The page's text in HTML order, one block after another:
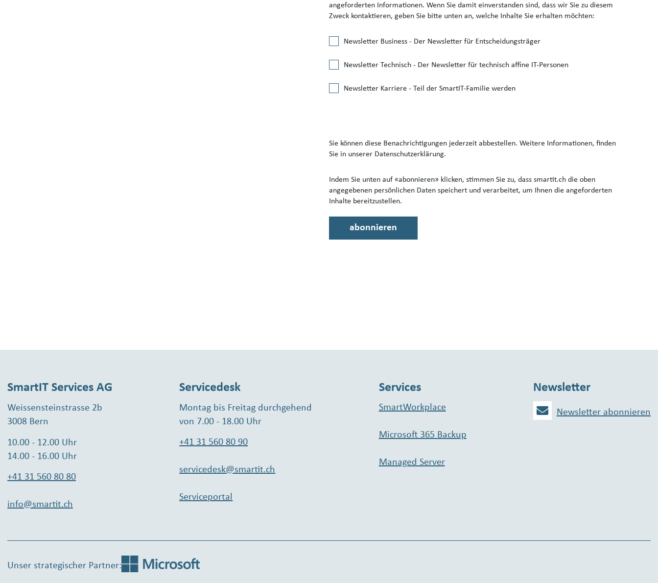
angeforderten Informationen. Wenn Sie damit einverstanden sind, dass wir Sie zu diesem
Zweck kontaktieren, geben Sie bitte unten an, welche Inhalte Sie erhalten möchten:
Newsletter Business - Der Newsletter für Entscheidungsträger
Newsletter Technisch - Der Newsletter für technisch affine IT-Personen
Newsletter Karriere - Teil der SmartIT-Familie werden
Sie können diese Benachrichtigungen jederzeit abbestellen. Weitere Informationen, finden
Sie in unserer Datenschutzerklärung.
Indem Sie unten auf «abonnieren» klicken, stimmen Sie zu, dass smartit.ch die oben
angegebenen persönlichen Daten speichert und verarbeitet, um Ihnen die angeforderten
Inhalte bereitzustellen.
SmartIT Services AG
Weissensteinstrasse 2b
3008 Bern
10.00 - 12.00 Uhr
14.00 - 16.00 Uhr
+41 31 560 80 80
info@smartit.ch
Servicedesk
Montag bis Freitag durchgehend
von 7.00 - 18.00 Uhr
+41 31 560 80 90
servicedesk@smartit.ch
Serviceportal
Services
SmartWorkplace
Microsoft 365 Backup
Managed Server
Newsletter
Newsletter abonnieren
Unser strategischer Partner: